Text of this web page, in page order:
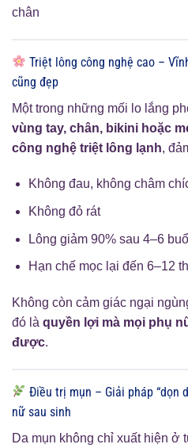
chân
Triệt lông công nghệ cao –
cũng đẹp
Một trong những mối lo lắng
vùng tay, chân, bikini hoặc
công nghệ triệt lông lạnh,
Không đau, không châm
Không đỏ rát
Lông giảm 90% sau 4–6
Hạn chế mọc lại đến 6–12
Không còn cảm giác ngại
đó là quyền lợi mà mọi phụ
được.
Điều trị mụn – Giải pháp “dọn
nữ sau sinh
Da mụn không chỉ xuất hiện ở